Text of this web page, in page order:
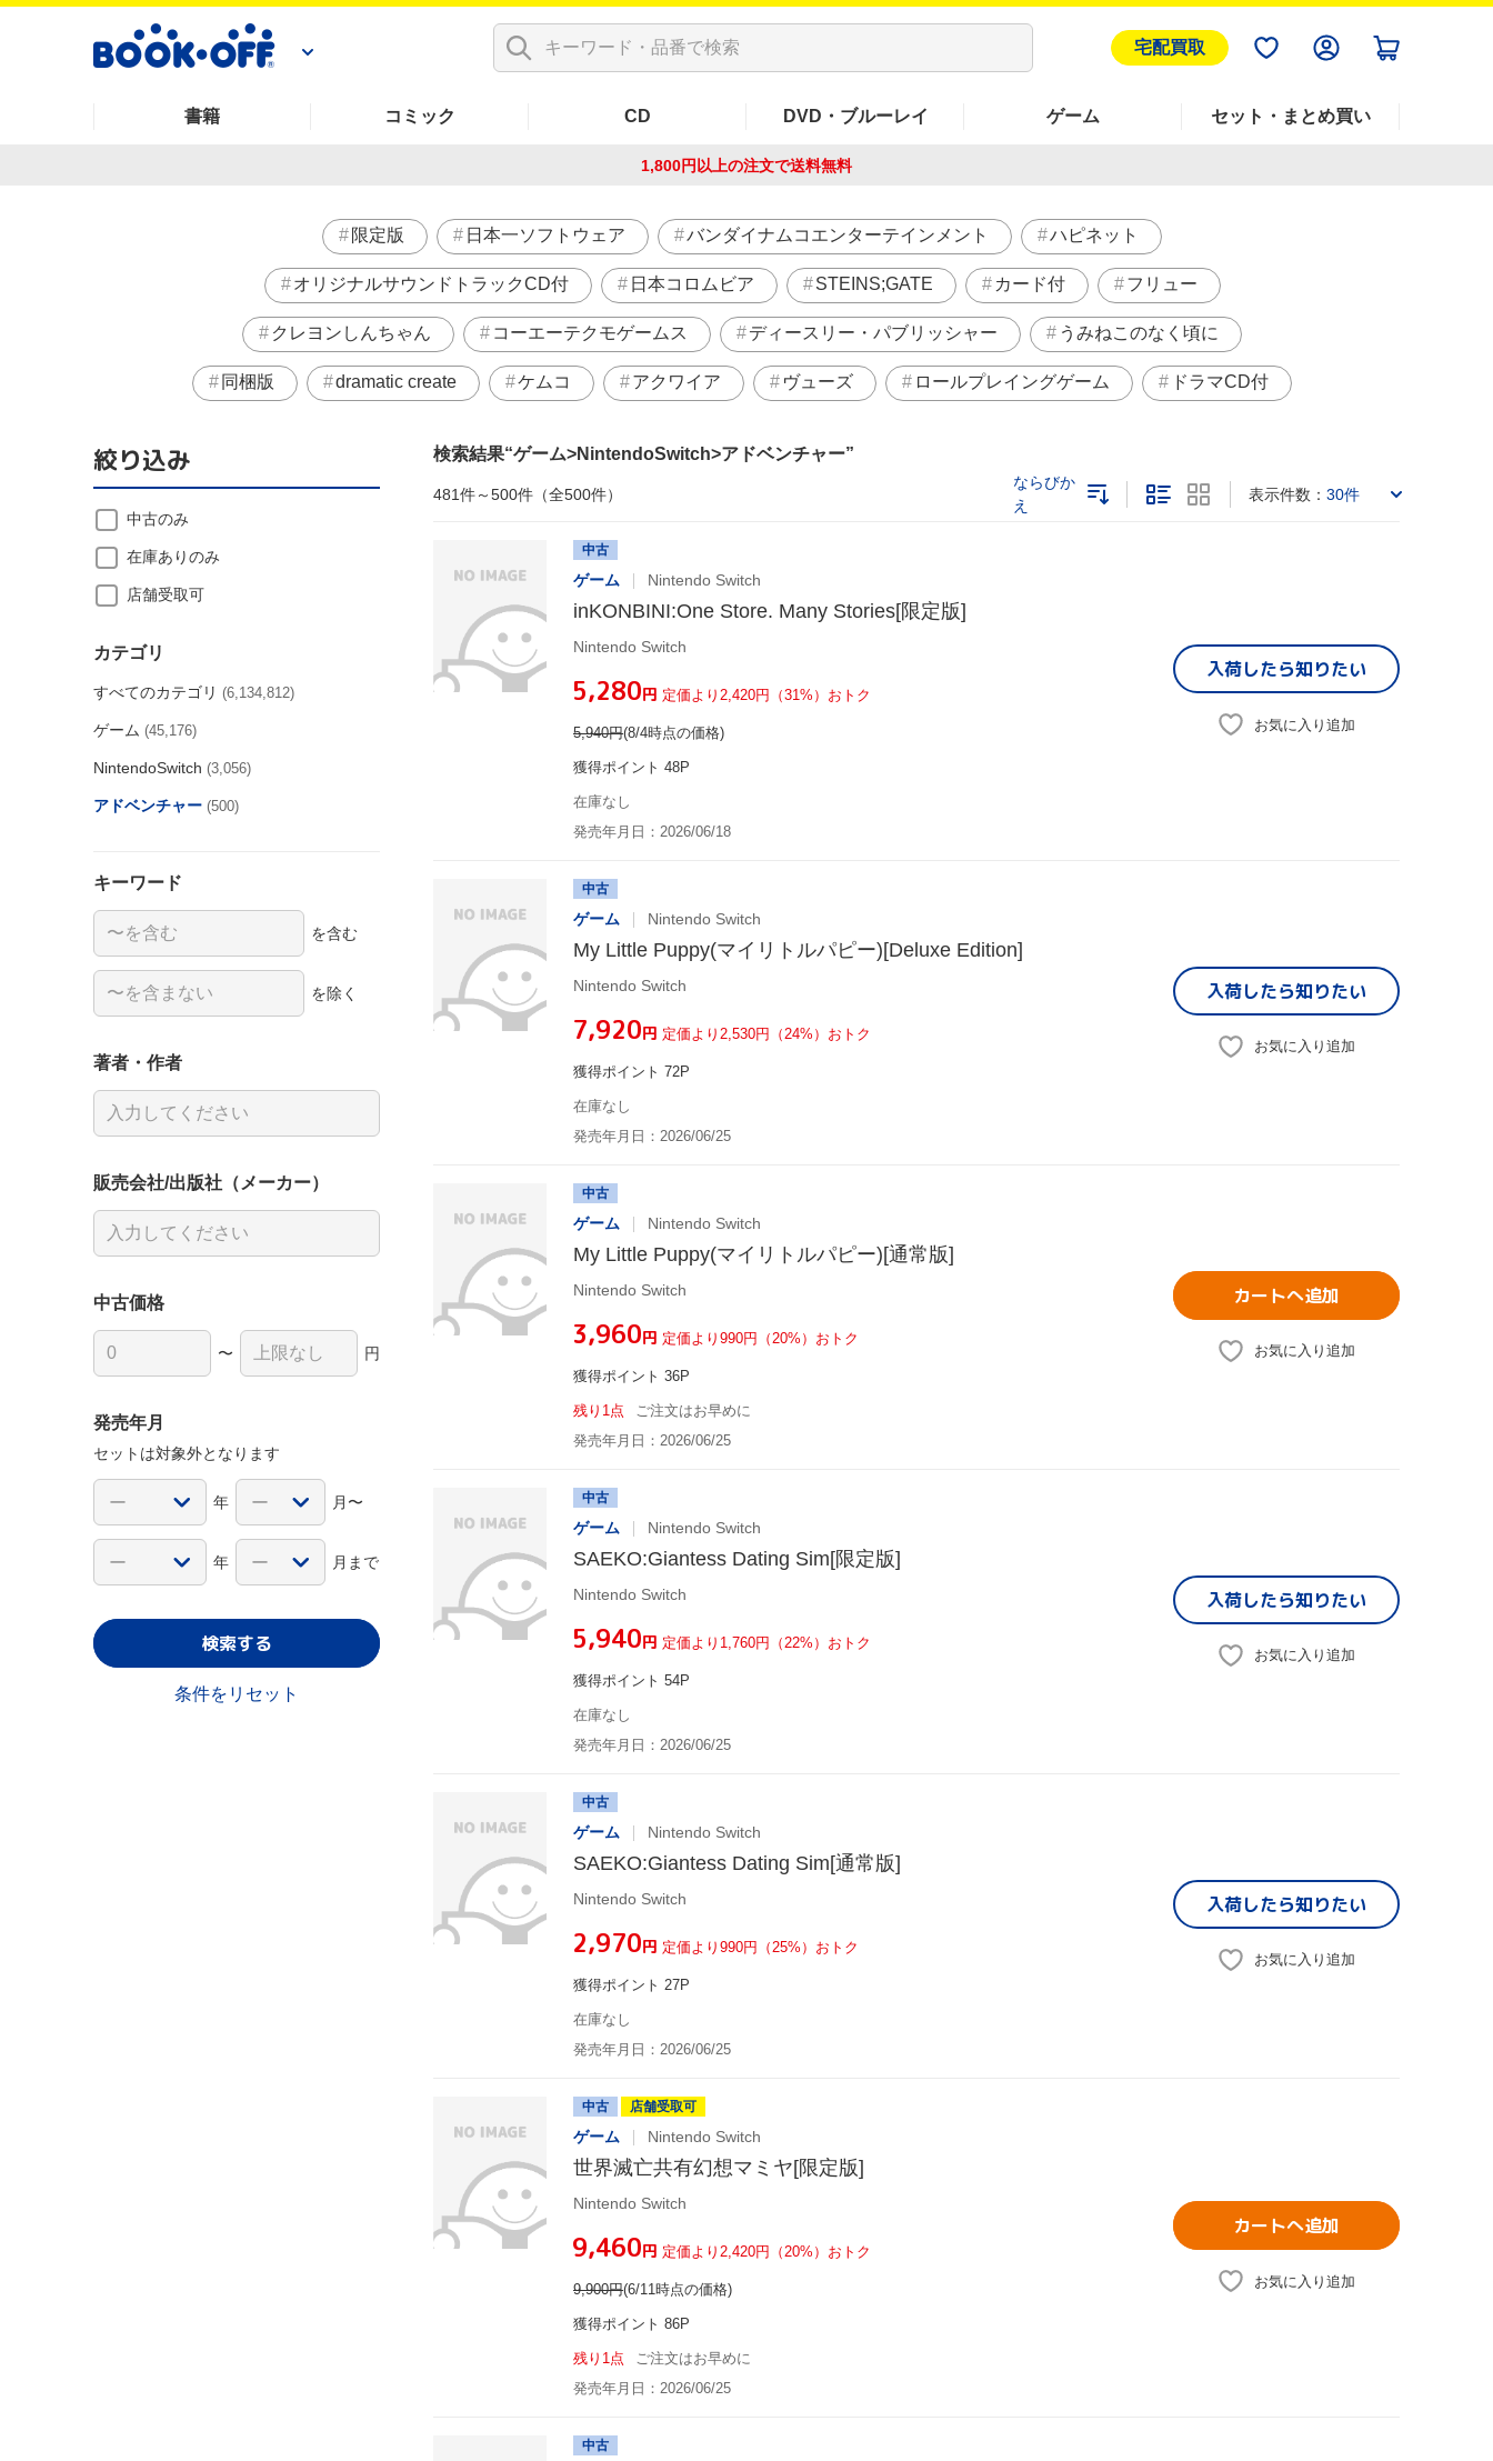
宅配買取
書籍 コミック CD DVD・ブルーレイ ゲーム セット・まとめ買い
1,800円以上の注文で送料無料
限定版 日本一ソフトウェア バンダイナムコエンターテインメント ハピネット
オリジナルサウンドトラックCD付 日本コロムビア STEINS;GATE カード付 フリュー
クレヨンしんちゃん コーエーテクモゲームス ディースリー・パブリッシャー うみねこのなく頃に
同梱版 dramatic create ケムコ アクワイア ヴューズ ロールプレイングゲーム ドラマCD付
検索結果 ゲーム>NintendoSwitch>アドベンチャー
481件～500件（全500件）
ならびか
え
表示件数： 30件
中古
ゲーム Nintendo Switch
inKONBINI:One Store. Many Stories[限定版]
Nintendo Switch
¥5,280円 定価より2,420円（31%）おトク
5,940円(8/4時点の価格)
獲得ポイント 48P
在庫なし
発売年月日：2026/06/18
入荷したら知りたい
お気に入り追加
中古
ゲーム Nintendo Switch
My Little Puppy(マイリトルパピー)[Deluxe Edition]
Nintendo Switch
¥7,920円 定価より2,530円（24%）おトク
獲得ポイント 72P
在庫なし
発売年月日：2026/06/25
入荷したら知りたい
お気に入り追加
中古
ゲーム Nintendo Switch
My Little Puppy(マイリトルパピー)[通常版]
Nintendo Switch
¥3,960円 定価より990円（20%）おトク
獲得ポイント 36P
残り1点
ご注文はお早めに
発売年月日：2026/06/25
カートへ追加
お気に入り追加
中古
ゲーム Nintendo Switch
SAEKO:Giantess Dating Sim[限定版]
Nintendo Switch
¥5,940円 定価より1,760円（22%）おトク
獲得ポイント 54P
在庫なし
発売年月日：2026/06/25
入荷したら知りたい
お気に入り追加
中古
ゲーム Nintendo Switch
SAEKO:Giantess Dating Sim[通常版]
Nintendo Switch
¥2,970円 定価より990円（25%）おトク
獲得ポイント 27P
在庫なし
発売年月日：2026/06/25
入荷したら知りたい
お気に入り追加
中古 店舗受取可
ゲーム Nintendo Switch
世界滅亡共有幻想マミヤ[限定版]
Nintendo Switch
¥9,460円 定価より2,420円（20%）おトク
9,900円(6/11時点の価格)
獲得ポイント 86P
残り1点
ご注文はお早めに
発売年月日：2026/06/25
カートへ追加
お気に入り追加
中古
絞り込み
中古のみ
在庫ありのみ
店舗受取可
カテゴリ
すべてのカテゴリ (6,134,812)
ゲーム (45,176)
NintendoSwitch (3,056)
アドベンチャー (500)
キーワード
を含む
を除く
著者・作者
販売会社/出版社（メーカー）
中古価格
〜 円
発売年月
セットは対象外となります
年 月〜
年 月まで
検索する
条件をリセット